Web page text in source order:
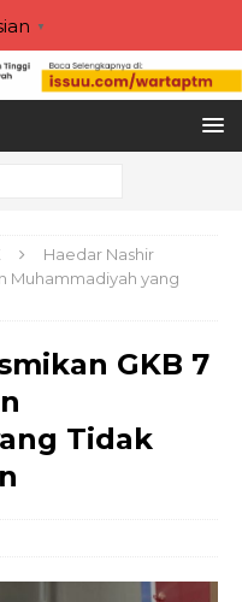
▼
Haedar Nashir
Muhammadiyah yang
GKB 7
Tidak